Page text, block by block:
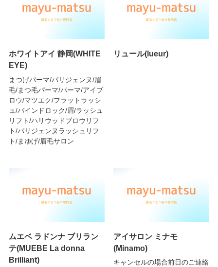
ホワイトアイ 静岡(WHITE
EYE)
まつげパーマ/パリジェンヌ/眉
毛/まつ毛パーマ/パーマ/アイブ
ロウ/マツエク/フラットラッシ
ュ/バインドロック/眉/ラッシュ
リフト/ハリウッドブロウリフ
ト/パリジェンヌラッシュリフ
ト/まゆげ/眉毛サロン
リュール(lueur)
ムエベ ラドンナ ブリラン
テ(MUEBE La donna
Brilliant)
アイサロン ミナモ
(Minamo)
キャンセルの場合前日のご連絡